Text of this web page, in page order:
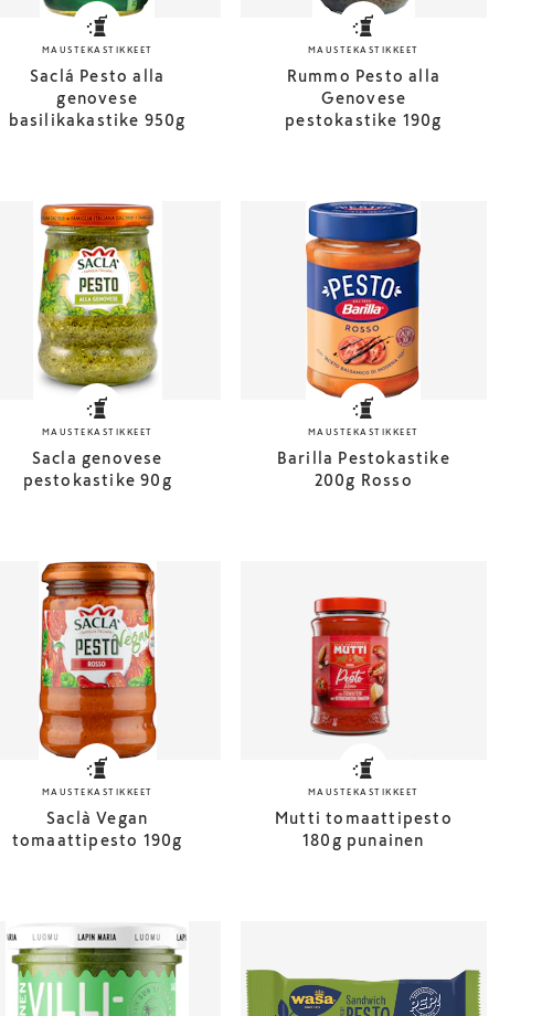
MAUSTEKASTIKKEET
Saclá Pesto alla
genovese
basilikakastike 950g
MAUSTEKASTIKKEET
Rummo Pesto alla
Genovese
pestokastike 190g
MAUSTEKASTIKKEET
Sacla genovese
pestokastike 90g
MAUSTEKASTIKKEET
Barilla Pestokastike
200g Rosso
MAUSTEKASTIKKEET
Saclà Vegan
tomaattipesto 190g
MAUSTEKASTIKKEET
Mutti tomaattipesto
180g punainen